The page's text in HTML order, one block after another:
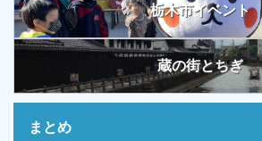
栃木市イベント
蔵の街とちぎ
まとめ